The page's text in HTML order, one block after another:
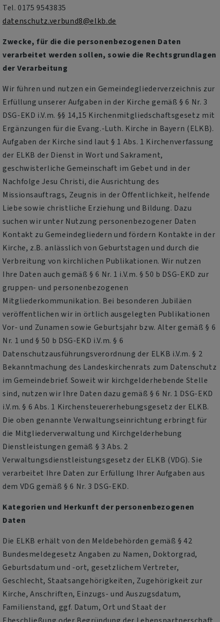
Tel. 0175 9543835
datenschutz.verbund8@elkb.de
Zwecke, für die die personenbezogenen Daten
verarbeitet werden sollen, sowie die Rechtsgrundlagen
der Verarbeitung
Wir führen und nutzen ein Gemeindegliederverzeichnis zur
Erfüllung unserer Aufgaben in der Kirche gemäß § 6 Nr. 3
DSG-EKD i.V.m. §§ 14,15 Kirchenmitgliedschaftsgesetz mit
Ergänzungen für die Evang.-Luth. Kirche in Bayern (ELKB).
Aufgaben der Kirche sind laut § 1 Abs. 1 Kirchenverfassung
der ELKB der Dienst in Wort und Sakrament,
geschwisterliche Gemeinschaft im Gebet und in der
Nachfolge Jesu Christi, die Ausrichtung des
Missionsauftrags, Zeugnis in der Öffentlichkeit, helfende
Liebe sowie christliche Erziehung und Bildung. Dazu
suchen wir unter Nutzung personenbezogener Daten
Kontakt zu Gemeindegliedern und fördern Kontakte in der
Kirche, z.B. anlässlich von Geburtstagen und durch die
Verbreitung von kirchlichen Publikationen. Wir nutzen
Ihre Daten auch gemäß § 6 Nr. 1 i.V.m. § 50 b DSG-EKD zur
gruppen- und personenbezogenen
Mitgliederkommunikation. Bei besonderen Jubiläen
veröffentlichen wir in örtlich ausgelegten Publikationen
Vor- und Zunamen sowie Geburtsjahr bzw. Alter gemäß § 6
Nr. 1 und § 50 b DSG-EKD i.V.m. § 6
Datenschutzausführungsverordnung der ELKB i.V.m. § 2
Bekanntmachung des Landeskirchenrats zum Datenschutz
im Gemeindebrief. Soweit wir kirchgelderhebende Stelle
sind, nutzen wir Ihre Daten dazu gemäß § 6 Nr. 1 DSG-EKD
i.V.m. § 6 Abs. 1 Kirchensteuererhebungsgesetz der ELKB.
Die oben genannte Verwaltungseinrichtung erbringt für
die Mitgliederverwaltung und Kirchgelderhebung
Dienstleistungen gemäß § 3 Abs. 2
Verwaltungsdienstleistungsgesetz der ELKB (VDG). Sie
verarbeitet Ihre Daten zur Erfüllung Ihrer Aufgaben aus
dem VDG gemäß § 6 Nr. 3 DSG-EKD.
Kategorien und Herkunft der personenbezogenen
Daten
Die ELKB erhält von den Meldebehörden gemäß § 42
Bundesmeldegesetz Angaben zu Namen, Doktorgrad,
Geburtsdatum und -ort, gesetzlichem Vertreter,
Geschlecht, Staatsangehörigkeiten, Zugehörigkeit zur
Kirche, Anschriften, Einzugs- und Auszugsdatum,
Familienstand, ggf. Datum, Ort und Staat der